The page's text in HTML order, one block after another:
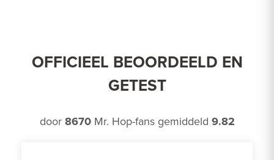
OFFICIEEL BEOORDEELD EN
GETEST
door 8670Mr. Hop-fans gemiddeld 9.82